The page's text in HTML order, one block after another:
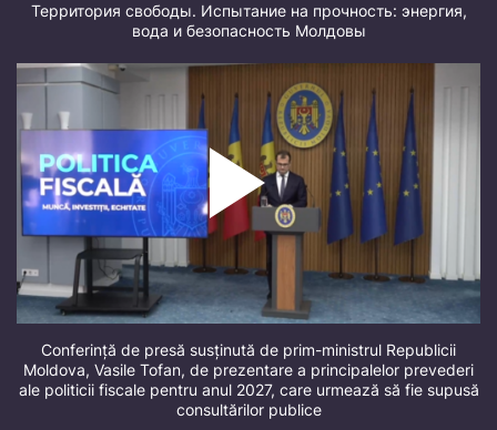
Территория свободы. Испытание на прочность: энергия,
вода и безопасность Молдовы
Conferință de presă susținută de prim-ministrul Republicii
Moldova, Vasile Tofan, de prezentare a principalelor prevederi
ale politicii fiscale pentru anul 2027, care urmează să fie supusă
consultărilor publice